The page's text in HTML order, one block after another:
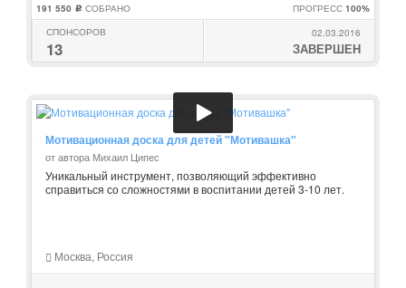
191 550 c СОБРАНО ПРОГРЕСС 100%
СПОНСОРОВ
13
02.03.2016
ЗАВЕРШЕН
Мотивационная доска для детей "Мотивашка"
от автора Михаил Ципес
Уникальный инструмент, позволяющий эффективно
справиться со сложностями в воспитании детей 3-10 лет.
Москва, Россия